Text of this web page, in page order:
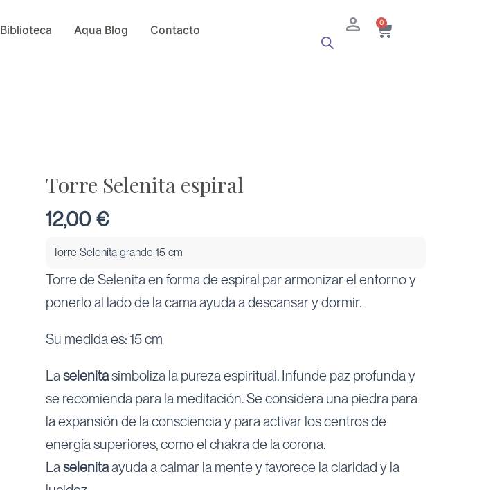
Biblioteca Aqua Blog Contacto
0 Cart
Torre Selenita espiral
12,00€
Torre Selenita grande 15 cm
Torre de Selenita en forma de espiral par armonizar el entorno y
ponerlo al lado de la cama ayuda a descansar y dormir.
Su medida es: 15 cm
Laselenitasimboliza la pureza espiritual. Infunde paz profunda y
se recomienda para la meditación. Se considera una piedra para
la expansión de la consciencia y para activar los centros de
energía superiores, como el chakra de la corona.
Laselenitaayuda a calmar la mente y favorece la claridad y la